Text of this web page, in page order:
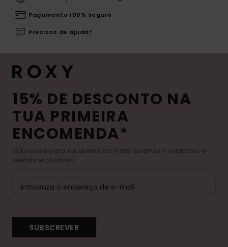
Pagamento 100% seguro
Precisas de ajuda?
15% DE DESCONTO NA
TUA PRIMEIRA
ENCOMENDA*
Subscreve para receberes as mais recentes novidades e
ofertas exclusivas.
SUBSCREVER